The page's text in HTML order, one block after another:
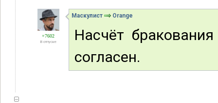
+7602
В отпуске
Маскулист Orange
Насчёт
согласен.